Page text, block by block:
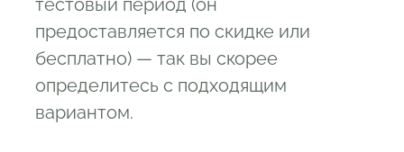
тестовый период (он
предоставляется по скидке или
бесплатно) — так вы скорее
определитесь с подходящим
вариантом.